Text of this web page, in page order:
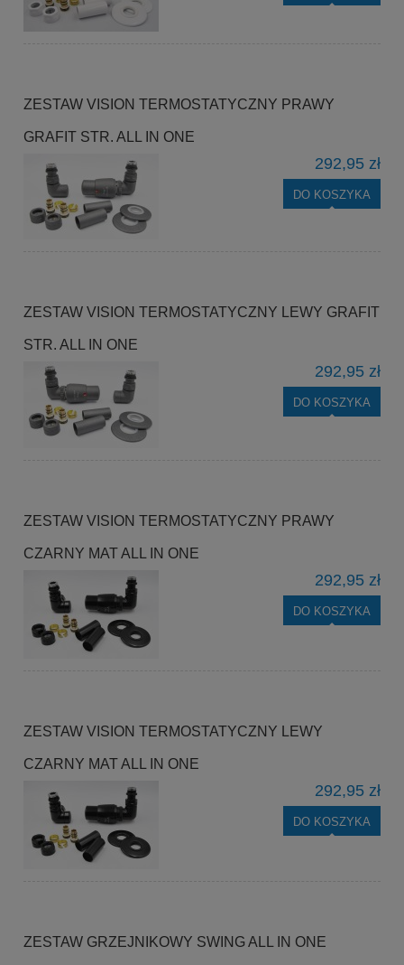
ZESTAW VISION TERMOSTATYCZNY PRAWY
GRAFIT STR. ALL IN ONE
292,95 zł
DO KOSZYKA
ZESTAW VISION TERMOSTATYCZNY LEWY GRAFIT
STR. ALL IN ONE
292,95 zł
DO KOSZYKA
ZESTAW VISION TERMOSTATYCZNY PRAWY
CZARNY MAT ALL IN ONE
292,95 zł
DO KOSZYKA
ZESTAW VISION TERMOSTATYCZNY LEWY
CZARNY MAT ALL IN ONE
292,95 zł
DO KOSZYKA
ZESTAW GRZEJNIKOWY SWING ALL IN ONE